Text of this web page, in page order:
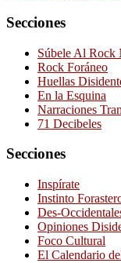
Secciones
Súbele Al Rock
Rock Foráneo
Huellas
En la Esquina
Narraciones
71 Decibeles
Secciones
Inspírate
Instinto
Des-
Opiniones
Foco Cultural
El Calendario